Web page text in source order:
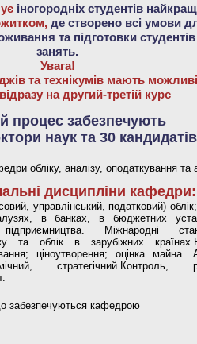
іногородніх студентів
де створено всі умови
та підготовки
занять.
Увага!
та технікумів мають
на другий-третій курс
процес забезпечують
наук та 30
обліку, аналізу, оподаткування та
дисципліни кафедри:
управлінський, податковий)
в банках, в бюджетних
Міжнародні
та облік в зарубіжних
ціноутворення; оцінка майна.
стратегічний.Контроль,
забезпечуються кафедрою